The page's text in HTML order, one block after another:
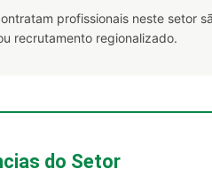
profissionais neste setor
recrutamento regionalizado.
do Setor